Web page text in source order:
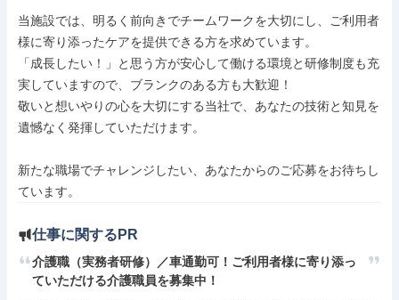
当施設では、明るく前向きでチームワークを大切にし、ご利用者
様に寄り添ったケアを提供できる方を求めています。
「成長したい！」と思う方が安心して働ける環境と研修制度も充
実していますので、ブランクのある方も大歓迎！
敬いと想いやりの心を大切にする当社で、あなたの技術と知見を
遺憾なく発揮していただけます。
新たな職場でチャレンジしたい、あなたからのご応募をお待ちし
ています。
仕事に関するPR
介護職（実務者研修）／車通勤可！ご利用者様に寄り添っ
ていただける介護職員を募集中！